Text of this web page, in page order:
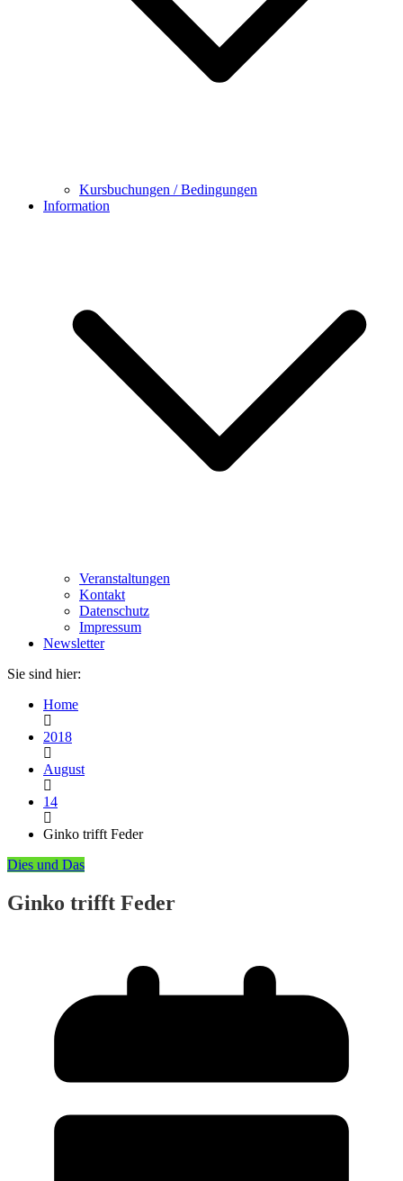
Kursbuchungen / Bedingungen
Information
Veranstaltungen
Kontakt
Datenschutz
Impressum
Newsletter
Sie sind hier:
Home
2018
August
14
Ginko trifft Feder
Dies und Das
Ginko trifft Feder